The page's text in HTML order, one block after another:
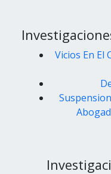
Vicios En El